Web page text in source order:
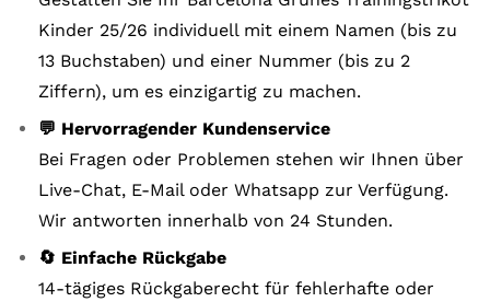
Kinder 25/26 individuell mit einem Namen (bis zu
13 Buchstaben) und einer Nummer (bis zu 2
Ziffern), um es einzigartig zu machen.
💬 Hervorragender Kundenservice
Bei Fragen oder Problemen stehen wir Ihnen über
Live-Chat, E-Mail oder Whatsapp zur Verfügung.
Wir antworten innerhalb von 24 Stunden.
🔄 Einfache Rückgabe
14-tägiges Rückgaberecht für fehlerhafte oder